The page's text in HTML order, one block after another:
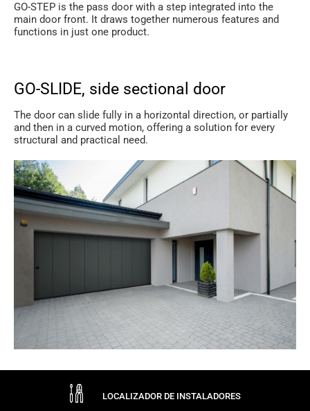
GO-STEP is the pass door with a step integrated into the
main door front. It draws together numerous features and
functions in just one product.
GO-SLIDE, side sectional door
The door can slide fully in a horizontal direction, or partially
and then in a curved motion, offering a solution for every
structural and practical need.
LOCALIZADOR DE INSTALADORES